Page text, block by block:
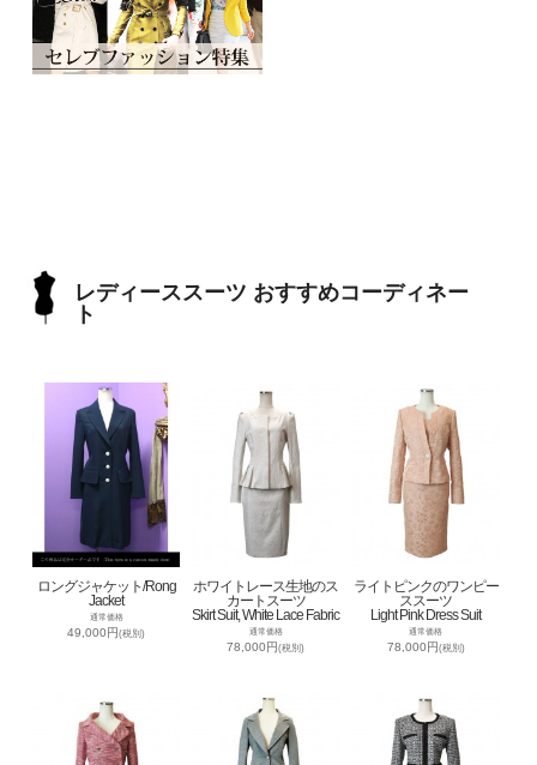
レディーススーツ おすすめコーディネー
ト
ロングジャケット/Rong
Jacket
通常価格
49,000円(税別)
ホワイトレース生地のス
カートスーツ
Skirt Suit, White Lace Fabric
通常価格
78,000円(税別)
ライトピンクのワンピー
ススーツ
Light Pink Dress Suit
通常価格
78,000円(税別)